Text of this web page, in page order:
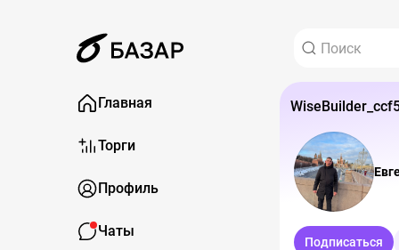
Главная
Торги
Профиль
Чаты
Подписаться